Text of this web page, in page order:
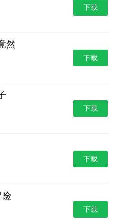
下载
然
下载
下载
下载
下载